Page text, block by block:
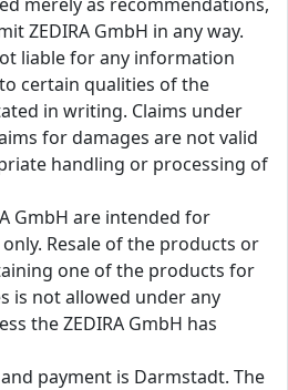
ZEDIRA GmbH in any way.
liable for any information
certain qualities of the
in writing. Claims under
for damages are not valid
handling or processing of
GmbH are intended for
Resale of the products or
one of the products for
is not allowed under any
the ZEDIRA GmbH has
payment is Darmstadt. The